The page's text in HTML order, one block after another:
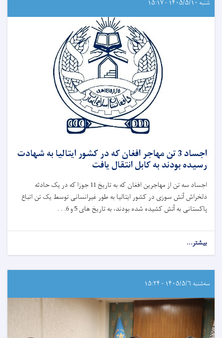
شنبه ۱۴۰۵/۵/۱۰ - ۱۵:۱۷
اجساد 3 تن مهاجر افغان که در کشور ایتالیا به شهادت
رسیده بودند به کابل انتقال یافت
اجساد سه تن از مهاجرین افغان که به تاریخ 11 جوزا که در یک حادثه
دلخراش آتش‌ سوزی در کشور ایتالیا به طور غیرانسانی توسط یک تن اتباع
پاکستانی به آتش کشیده شده بودند، به تاریخ های 5 و 6. . .
بیشتر...
سه‌شنبه ۱۴۰۵/۵/۶ - ۱۵:۲۴